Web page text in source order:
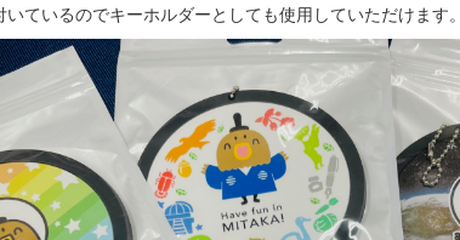
ているのでキーホルダーとしても使用していただけます。